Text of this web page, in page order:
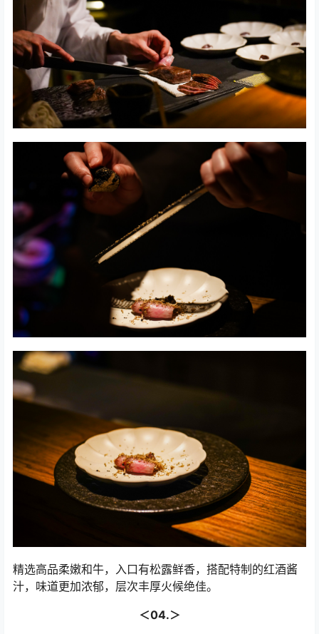
精选高品柔嫩和牛，入口有松露鲜香，搭配特制的红酒酱
汁，味道更加浓郁，层次丰厚火候绝佳。
＜04.＞